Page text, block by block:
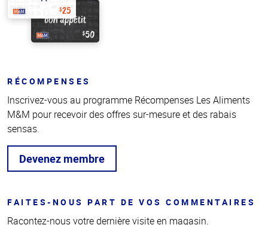
RÉCOMPENSES
Inscrivez-vous au programme Récompenses Les Aliments
M&M pour recevoir des offres sur-mesure et des rabais
sensas.
Devenez membre
FAITES-NOUS PART DE VOS COMMENTAIRES
Racontez-nous votre dernière visite en magasin.